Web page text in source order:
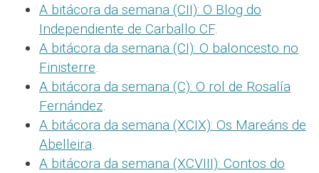
A bitácora da semana (CII): O Blog do
Independiente de Carballo CF.
A bitácora da semana (CI): O baloncesto no
Finisterre.
A bitácora da semana (C): O rol de Rosalía
Fernández.
A bitácora da semana (XCIX): Os Mareáns de
Abelleira.
A bitácora da semana (XCVIII): Contos do